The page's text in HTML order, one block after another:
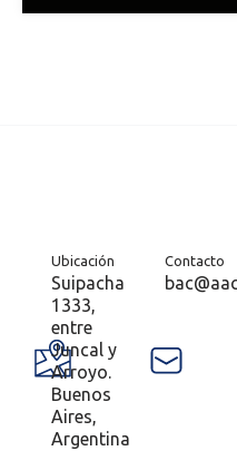
Ubicación
Suipacha
1333,
entre
Juncal y
Arroyo.
Buenos
Aires,
Argentina
Contacto